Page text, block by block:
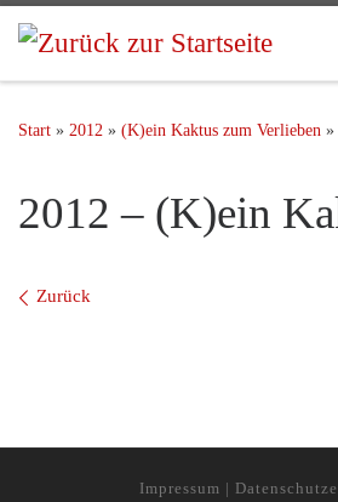
Start » 2012 » (K)ein Kaktus zum Verlieben »
2012 – (K)ein
Bilder Navigation
Zurück
Impressum |